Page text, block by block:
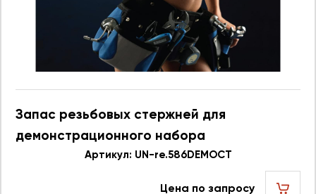
Запас резьбовых стержней для
демонстрационного набора
586.596DEMOCT UN re.586DEMOCT 623748
Артикул: UN-re.586DEMOCT
Цена по запросу